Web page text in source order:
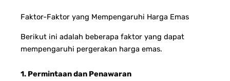
Faktor-Faktor yang Mempengaruhi Harga Emas
Berikut ini adalah beberapa faktor yang dapat
mempengaruhi pergerakan harga emas.
1. Permintaan dan Penawaran